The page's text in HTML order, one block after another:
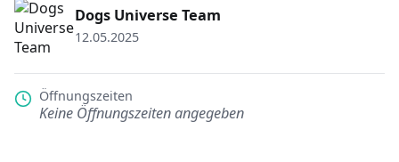
Dogs Universe Team
12.05.2025
Öffnungszeiten
Keine Öffnungszeiten angegeben